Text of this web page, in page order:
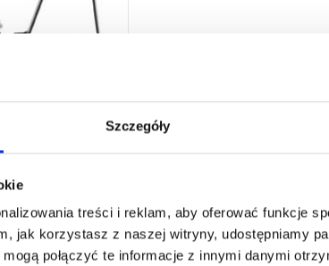
Szczegóły
treści i reklam, aby oferować funkcje
jak korzystasz z naszej witryny, udostępniamy
połączyć te informacje z innymi danymi